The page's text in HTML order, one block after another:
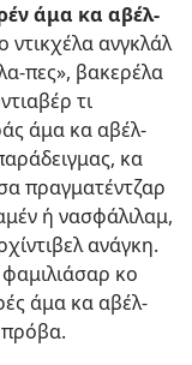
άμα κα αβέλ-
ντικχέλα ανγκλάλ
πες», βακερέλα
τι
άμα κα αβέλ-
κα
πραγματέντζαρ
ή νασφάλιλαμ,
ανάγκη.
φαμιλιάσαρ κο
άμα κα αβέλ-
πρόβα.